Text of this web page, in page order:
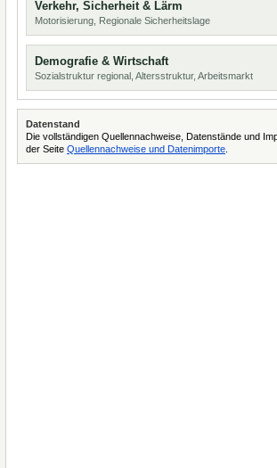
Verkehr, Sicherheit & Lärm
Motorisierung, Regionale Sicherheitslage
Demografie & Wirtschaft
Sozialstruktur regional, Altersstruktur, Arbeitsmarkt
Datenstand
Die vollständigen Quellennachweise, Datenstände und
der Seite Quellennachweise und Datenimporte